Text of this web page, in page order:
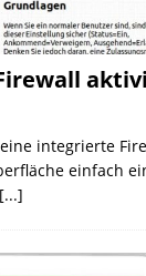
integrierte
einfach
[...]